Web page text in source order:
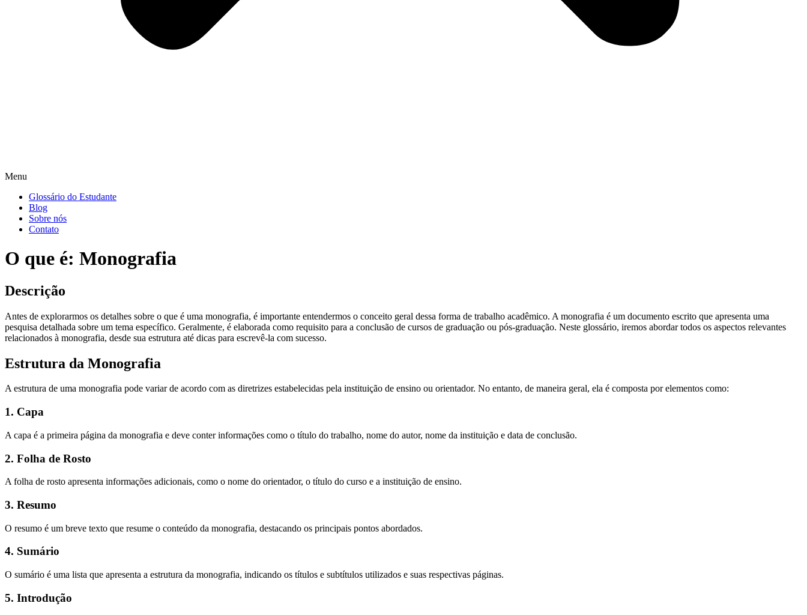
Menu
Glossário do Estudante
Blog
Sobre nós
Contato
O que é: Monografia
Descrição
Antes de explorarmos os detalhes sobre o que é uma monografia, é importante entendermos o conceito geral dessa forma de trabalho acadêmico. A monografia é um documento escrito que apresenta uma
pesquisa detalhada sobre um tema específico. Geralmente, é elaborada como requisito para a conclusão de cursos de graduação ou pós-graduação. Neste glossário, iremos abordar todos os aspectos relevantes
relacionados à monografia, desde sua estrutura até dicas para escrevê-la com sucesso.
Estrutura da Monografia
A estrutura de uma monografia pode variar de acordo com as diretrizes estabelecidas pela instituição de ensino ou orientador. No entanto, de maneira geral, ela é composta por elementos como:
1. Capa
A capa é a primeira página da monografia e deve conter informações como o título do trabalho, nome do autor, nome da instituição e data de conclusão.
2. Folha de Rosto
A folha de rosto apresenta informações adicionais, como o nome do orientador, o título do curso e a instituição de ensino.
3. Resumo
O resumo é um breve texto que resume o conteúdo da monografia, destacando os principais pontos abordados.
4. Sumário
O sumário é uma lista que apresenta a estrutura da monografia, indicando os títulos e subtítulos utilizados e suas respectivas páginas.
5. Introdução